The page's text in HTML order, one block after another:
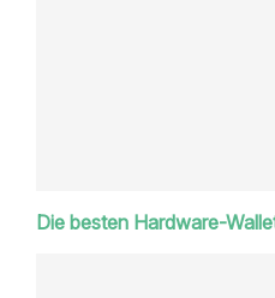
Die besten Hardware-